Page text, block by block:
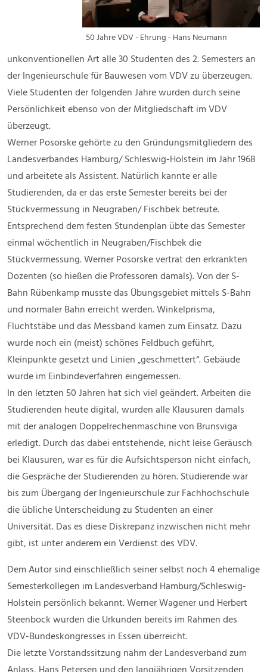
50 Jahre VDV - Ehrung - Hans Neumann
unkonventionellen Art alle 30 Studenten des 2. Semesters an
der Ingenieurschule für Bauwesen vom VDV zu überzeugen.
Viele Studenten der folgenden Jahre wurden durch seine
Persönlichkeit ebenso von der Mitgliedschaft im VDV
überzeugt.
Werner Posorske gehörte zu den Gründungsmitgliedern des
Landesverbandes Hamburg/ Schleswig-Holstein im Jahr 1968
und arbeitete als Assistent. Natürlich kannte er alle
Studierenden, da er das erste Semester bereits bei der
Stückvermessung in Neugraben/ Fischbek betreute.
Entsprechend dem festen Stundenplan übte das Semester
einmal wöchentlich in Neugraben/Fischbek die
Stückvermessung. Werner Posorske vertrat den erkrankten
Dozenten (so hießen die Professoren damals). Von der S-
Bahn Rübenkamp musste das Übungsgebiet mittels S-Bahn
und normaler Bahn erreicht werden. Winkelprisma,
Fluchtstäbe und das Messband kamen zum Einsatz. Dazu
wurde noch ein (meist) schönes Feldbuch geführt,
Kleinpunkte gesetzt und Linien „geschmettert“. Gebäude
wurde im Einbindeverfahren eingemessen.
In den letzten 50 Jahren hat sich viel geändert. Arbeiten die
Studierenden heute digital, wurden alle Klausuren damals
mit der analogen Doppelrechenmaschine von Brunsviga
erledigt. Durch das dabei entstehende, nicht leise Geräusch
bei Klausuren, war es für die Aufsichtsperson nicht einfach,
die Gespräche der Studierenden zu hören. Studierende war
bis zum Übergang der Ingenieurschule zur Fachhochschule
die übliche Unterscheidung zu Studenten an einer
Universität. Das es diese Diskrepanz inzwischen nicht mehr
gibt, ist unter anderem ein Verdienst des VDV.
Dem Autor sind einschließlich seiner selbst noch 4 ehemalige
Semesterkollegen im Landesverband Hamburg/Schleswig-
Holstein persönlich bekannt. Werner Wagener und Herbert
Steenbock wurden die Urkunden bereits im Rahmen des
VDV-Bundeskongresses in Essen überreicht.
Die letzte Vorstandssitzung nahm der Landesverband zum